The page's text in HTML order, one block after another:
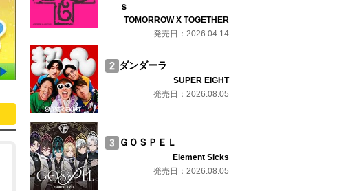
ｓ
TOMORROW X TOGETHER
発売日：2026.04.14
ダンダーラ
SUPER EIGHT
発売日：2026.08.05
ＧＯＳＰＥＬ
Element Sicks
発売日：2026.08.05